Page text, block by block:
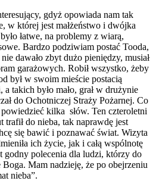
gdyż opowiada nam tak
w której jest małżeństwo i dwójka
łatwe, na problemy z wiarą,
Bardzo podziwiam postać Tooda,
dawało zbyt dużo pieniędzy, musiał
garażowych. Robił wszystko, żeby
był w swoim mieście postacią
takich było mało, grał w drużynie
do Ochotniczej Straży Pożarnej. Co
kilka słów. Ten czteroletni
trafił do nieba, tak naprawdę jest
się bawić i poznawać świat. Wizyta
ich życie, jak i całą wspólnotę
godny polecenia dla ludzi, którzy do
Mam nadzieję, że po obejrzeniu
nieba”.